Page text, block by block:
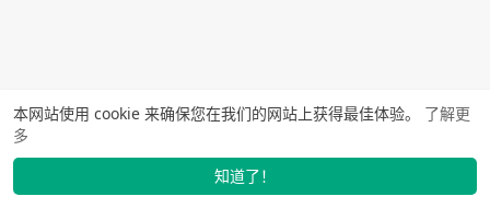
本网站使用 cookie 来确保您在我们的网站上获得最佳体验。 了解更
多
知道了！
发布